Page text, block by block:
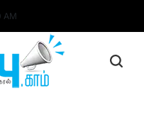
AM